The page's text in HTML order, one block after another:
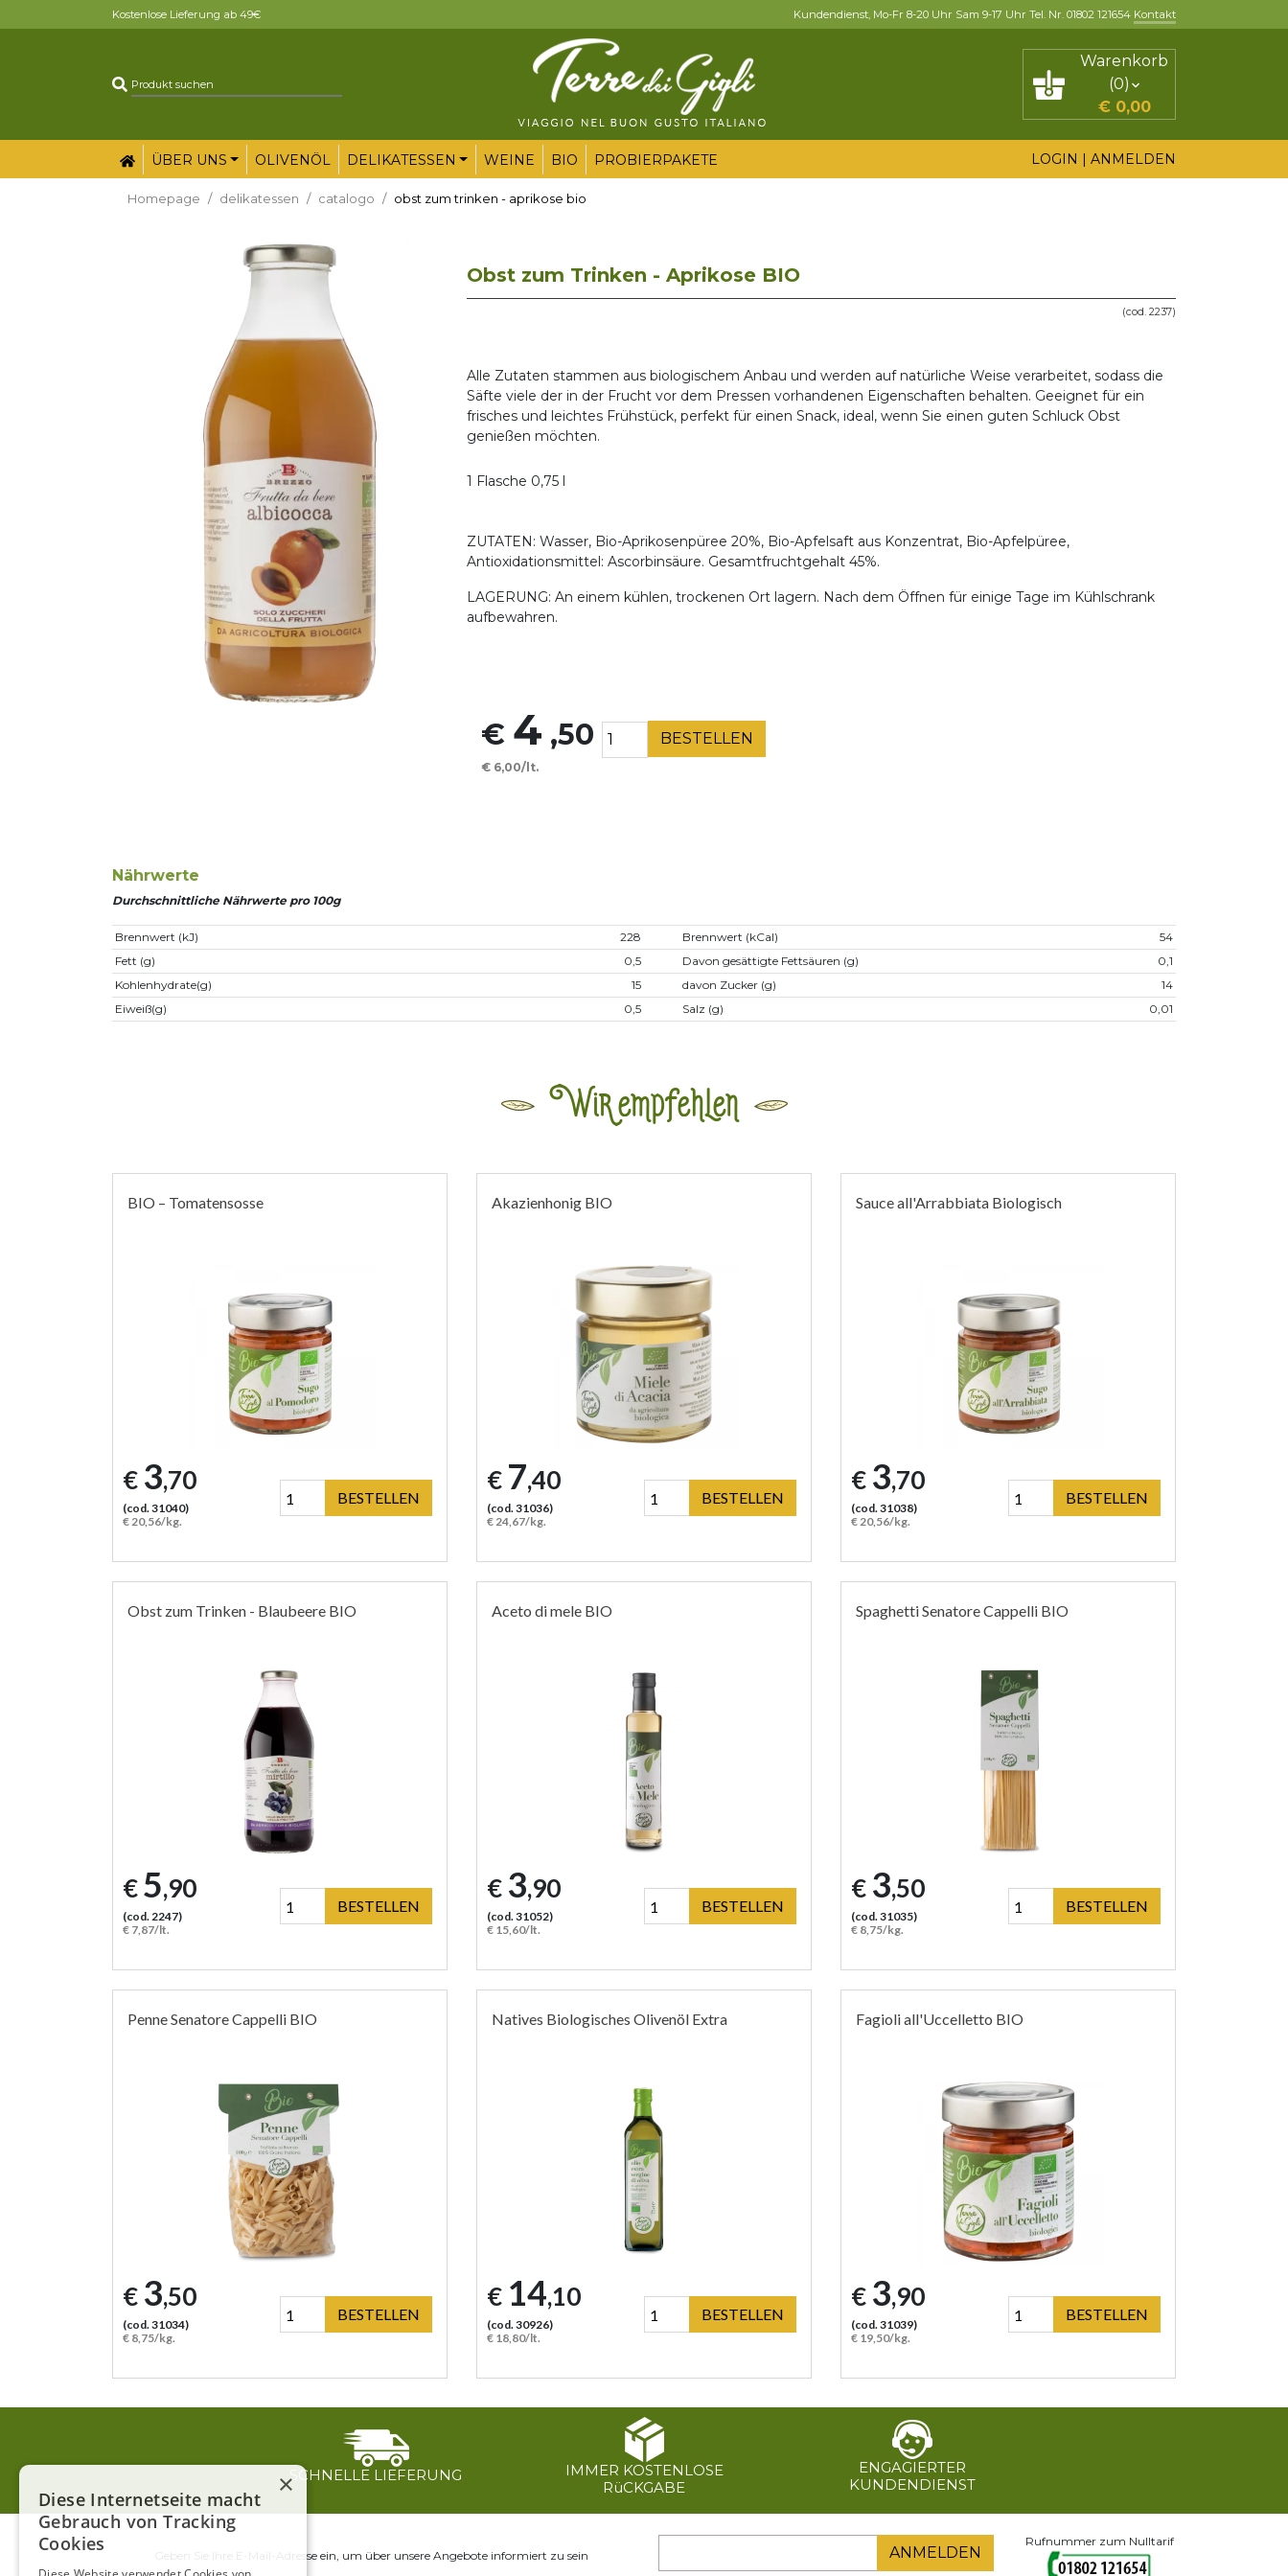
Kostenlose Lieferung ab 49€ Kundendienst, Mo-Fr 8-20 Uhr Sam 9-17 Uhr Tel. Nr. 01802 121654 Kontakt
Warenkorb
(0)
€ 0,00
ÜBER UNS OLIVENÖL DELIKATESSEN WEINE BIO PROBIERPAKETE LOGIN | ANMELDEN
Homepage delikatessen catalogo obst zum trinken - aprikose bio
Obst zum Trinken - Aprikose BIO
(cod. 2237)
Alle Zutaten stammen aus biologischem Anbau und werden auf natürliche Weise verarbeitet, sodass die
Säfte viele der in der Frucht vor dem Pressen vorhandenen Eigenschaften behalten. Geeignet für ein
frisches und leichtes Frühstück, perfekt für einen Snack, ideal, wenn Sie einen guten Schluck Obst
genießen möchten.
1 Flasche 0,75 l
ZUTATEN: Wasser, Bio-Aprikosenpüree 20%, Bio-Apfelsaft aus Konzentrat, Bio-Apfelpüree,
Antioxidationsmittel: Ascorbinsäure. Gesamtfruchtgehalt 45%.
LAGERUNG: An einem kühlen, trockenen Ort lagern. Nach dem Öffnen für einige Tage im Kühlschrank
aufbewahren.
€ 4 ,50 BESTELLEN
€ 6,00/lt.
Nährwerte
Durchschnittliche Nährwerte pro 100g
Brennwert (kJ)
228
Fett (g)
0,5
Kohlenhydrate(g)
15
Eiweiß(g)
0,5
Brennwert (kCal)
54
Davon gesättigte Fettsäuren (g)
0,1
davon Zucker (g)
14
Salz (g)
0,01
Wir empfehlen
BIO – Tomatensosse
€ 3,70
(cod. 31040)
€ 20,56/kg.
BESTELLEN
Akazienhonig BIO
€ 7,40
(cod. 31036)
€ 24,67/kg.
BESTELLEN
Sauce all'Arrabbiata Biologisch
€ 3,70
(cod. 31038)
€ 20,56/kg.
BESTELLEN
Obst zum Trinken - Blaubeere BIO
€5,90
(cod. 2247)
€ 7,87/lt.
BESTELLEN
Aceto di mele BIO
€ 3,90
(cod. 31052)
€ 15,60/lt.
BESTELLEN
Spaghetti Senatore Cappelli BIO
€ 3,50
(cod. 31035)
€ 8,75/kg.
BESTELLEN
Penne Senatore Cappelli BIO
€ 3,50
(cod. 31034)
€ 8,75/kg.
BESTELLEN
Natives Biologisches Olivenöl Extra
€ 14,10
(cod. 30926)
€ 18,80/lt.
BESTELLEN
Fagioli all'Uccelletto BIO
€ 3,90
(cod. 31039)
€ 19,50/kg.
BESTELLEN
SCHNELLE LIEFERUNG
IMMER KOSTENLOSE
RüCKGABE
ENGAGIERTER
KUNDENDIENST
Geben Sie Ihre E-Mail-Adresse ein, um über unsere Angebote informiert zu sein ANMELDEN
Rufnummer zum Nulltarif
×
Diese Internetseite macht
Gebrauch von Tracking
Cookies